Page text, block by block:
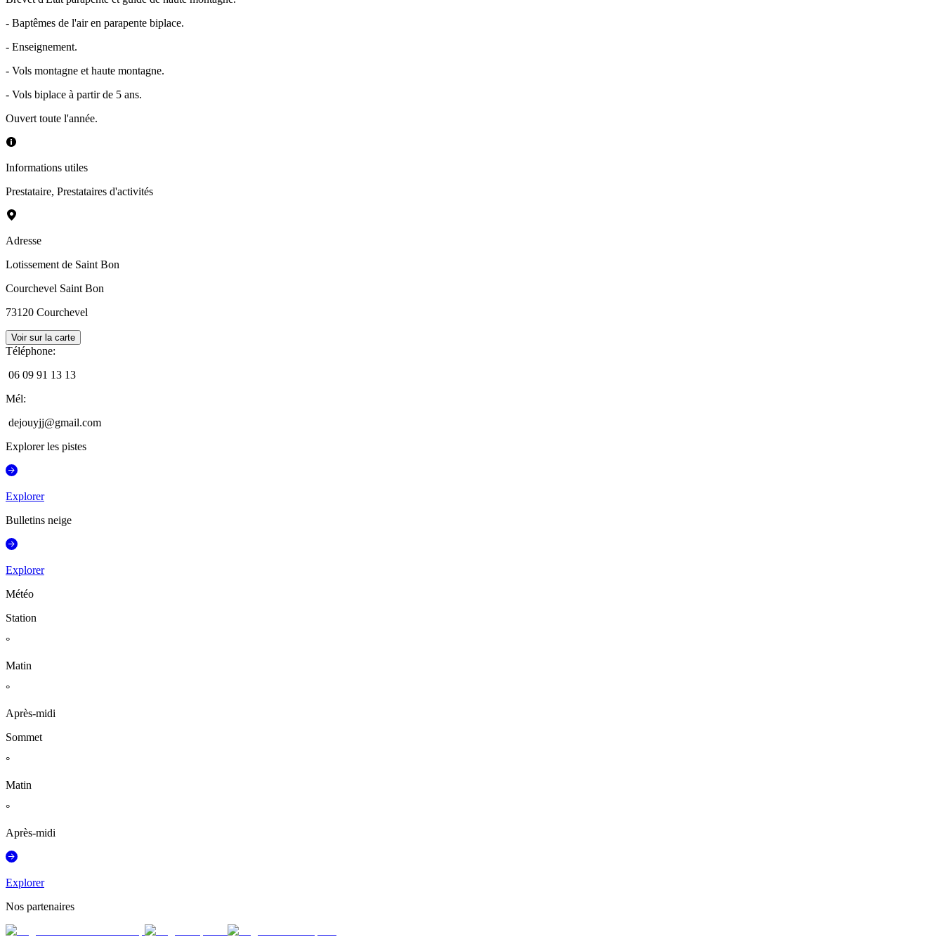
- Baptêmes de l'air en parapente biplace.
- Enseignement.
- Vols montagne et haute montagne.
- Vols biplace à partir de 5 ans.
Ouvert toute l'année.
Informations utiles
Prestataire, Prestataires d'activités
Adresse
Lotissement de Saint Bon
Courchevel Saint Bon
73120 Courchevel
Voir sur la carte
Téléphone:
06 09 91 13 13
Mél:
dejouyjj@gmail.com
Explorer les pistes
Explorer
Bulletins neige
Explorer
Météo
Station
°
Matin
°
Après-midi
Sommet
°
Matin
°
Après-midi
Explorer
Nos partenaires